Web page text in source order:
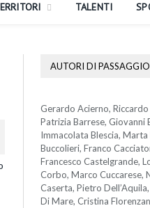
TALENTI
AUTORI DI
Gerardo Acierno,
Patrizia Barrese, Giovanni
Immacolata Blescia,
Buccolieri, Franco
Francesco Castelgrande,
Corbo, Marco Cuccarese,
Caserta, Pietro
Di Mare, Cristina